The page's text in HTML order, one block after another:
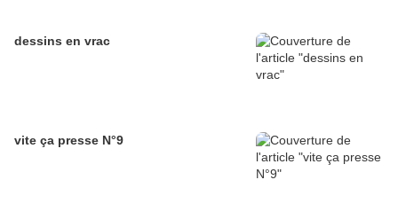
dessins en vrac
vite ça presse N°9